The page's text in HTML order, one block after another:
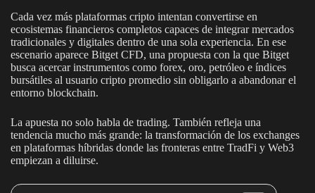
Cada vez más plataformas cripto intentan convertirse en
ecosistemas financieros completos capaces de integrar mercados
tradicionales y digitales dentro de una sola experiencia. En ese
escenario aparece Bitget CFD, una propuesta con la que Bitget
busca acercar instrumentos como forex, oro, petróleo e índices
bursátiles al usuario cripto promedio sin obligarlo a abandonar el
entorno blockchain.
La apuesta no solo habla de trading. También refleja una
tendencia mucho más grande: la transformación de los exchanges
en plataformas híbridas donde las fronteras entre TradFi y Web3
empiezan a diluirse.